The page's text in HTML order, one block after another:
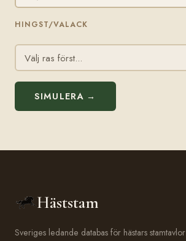
HINGST/VALACK
SIMULERA →
Häststam
Sveriges ledande databas för hästars stamtavlor